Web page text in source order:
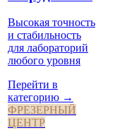
Высокая точность
и стабильность
для лабораторий
любого уровня
Перейти в
категорию →
ФРЕЗЕРНЫЙ
ЦЕНТР